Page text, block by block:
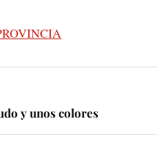
y unos colores